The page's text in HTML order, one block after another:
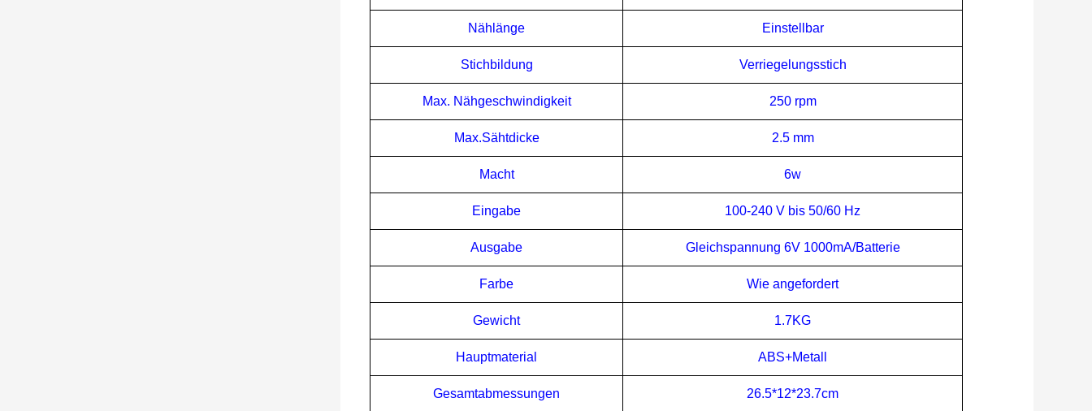
Nählänge Einstellbar
Stichbildung Verriegelungsstich
Max. Nähgeschwindigkeit 250 rpm
Max.Sähtdicke 2.5 mm
Macht 6w
Eingabe 100-240 V bis 50/60 Hz
Ausgabe Gleichspannung 6V 1000mA/Batterie
Farbe Wie angefordert
Gewicht 1.7KG
Hauptmaterial ABS+Metall
Gesamtabmessungen 26.5*12*23.7cm